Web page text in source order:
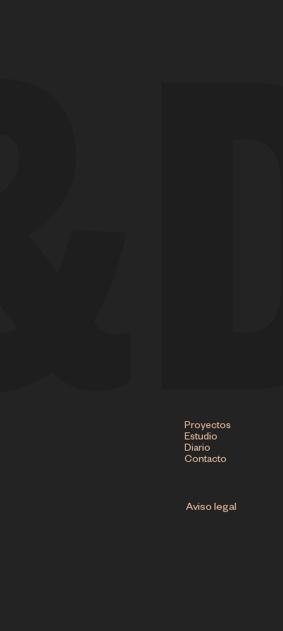
Proyectos
Estudio
Diario
Contacto
Aviso legal